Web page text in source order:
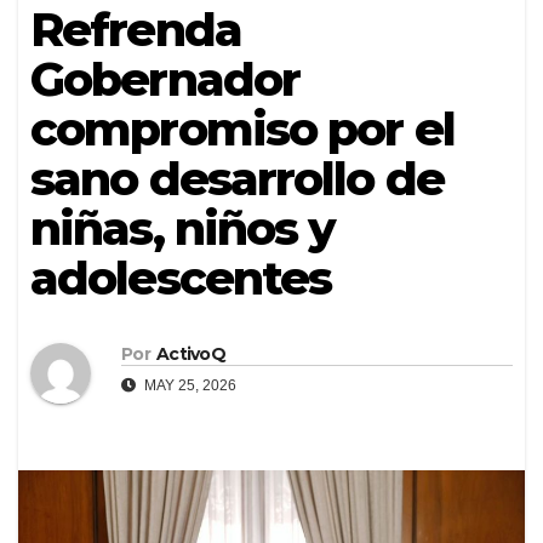
Refrenda
Gobernador
compromiso por el
sano desarrollo de
niñas, niños y
adolescentes
Por ActivoQ
MAY 25, 2026